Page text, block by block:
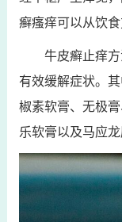
癣瘙痒可以从饮食
牛皮癣止痒
有效缓解症状。
椒素软膏、无极
乐软膏以及马应